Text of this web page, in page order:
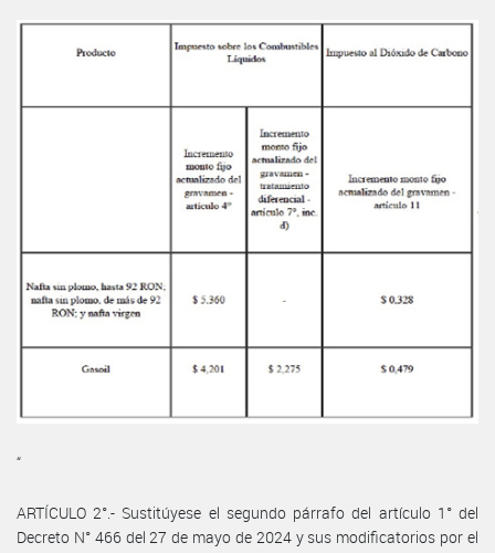
“
ARTÍCULO 2°.- Sustitúyese el segundo párrafo del artículo 1° del
Decreto N° 466 del 27 de mayo de 2024 y sus modificatorios por el